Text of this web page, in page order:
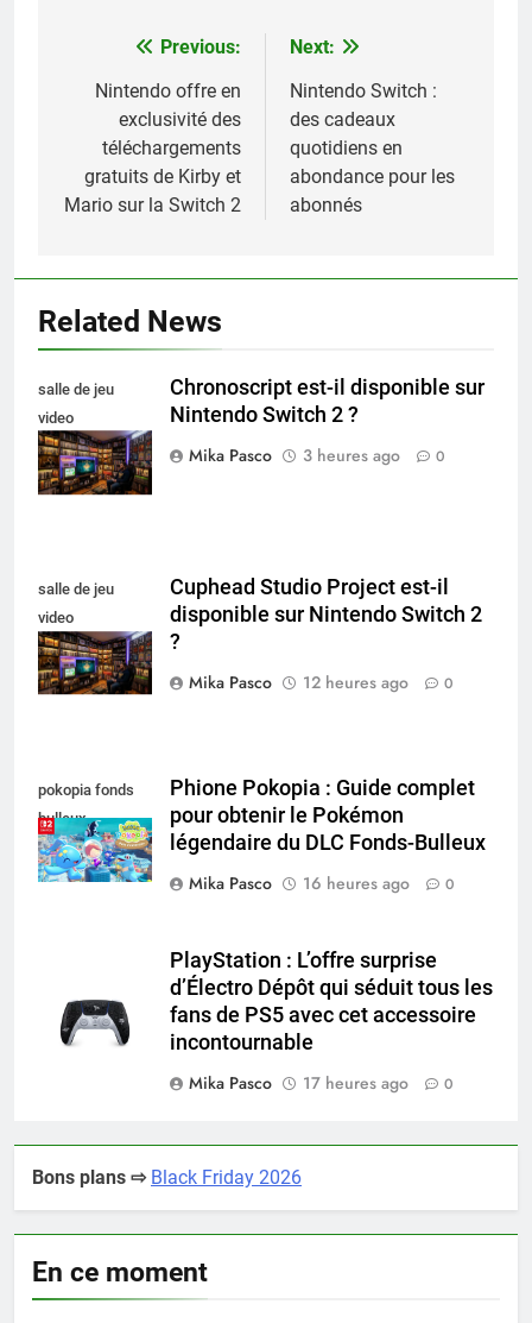
Navigation
l’article
Previous:
Nintendo offre en
exclusivité des
téléchargements
gratuits de Kirby et
Mario sur la Switch 2
Next:
Nintendo Switch :
des cadeaux
quotidiens en
abondance pour les
abonnés
Related News
salle de jeu
video
collectionneur
Chronoscript est-il disponible sur
Nintendo Switch 2 ?
Mika Pasco
3 heures ago 0
salle de jeu
video
collectionneur
Cuphead Studio Project est-il
disponible sur Nintendo Switch 2
?
Mika Pasco
12 heures ago 0
pokopia fonds
bulleux
Phione Pokopia : Guide complet
pour obtenir le Pokémon
légendaire du DLC Fonds-Bulleux
Mika Pasco
16 heures ago 0
PlayStation : L’offre surprise
d’Électro Dépôt qui séduit tous les
fans de PS5 avec cet accessoire
incontournable
Mika Pasco
17 heures ago 0
Bons plans ⇨ Black Friday 2026
En ce moment